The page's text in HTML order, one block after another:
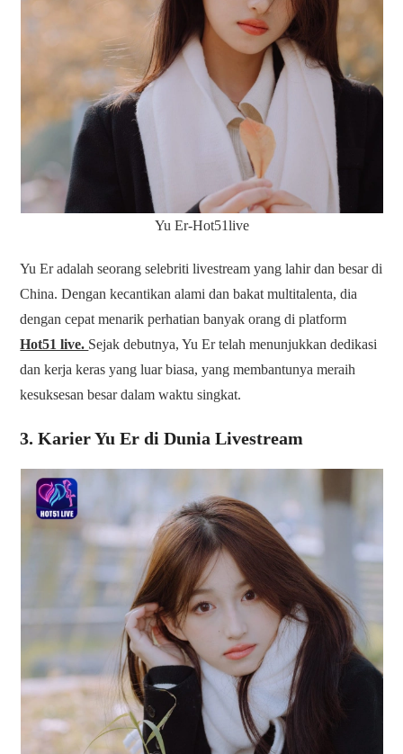
Yu Er-Hot51live
Yu Er adalah seorang selebriti livestream yang lahir dan besar di
China. Dengan kecantikan alami dan bakat multitalenta, dia
dengan cepat menarik perhatian banyak orang di platform
Hot51 live. Sejak debutnya, Yu Er telah menunjukkan dedikasi
dan kerja keras yang luar biasa, yang membantunya meraih
kesuksesan besar dalam waktu singkat.
3. Karier Yu Er di Dunia Livestream